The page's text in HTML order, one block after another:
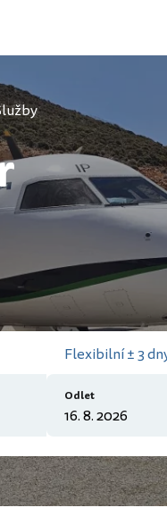
Flexibilní ± 3
Odlet